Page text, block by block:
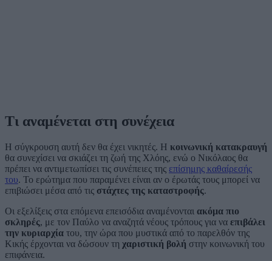
Τι αναμένεται στη συνέχεια
Η σύγκρουση αυτή δεν θα έχει νικητές. Η κοινωνική κατακραυγή
θα συνεχίσει να σκιάζει τη ζωή της Χλόης, ενώ ο Νικόλαος θα
πρέπει να αντιμετωπίσει τις συνέπειες της επίσημης καθαίρεσής
του. Το ερώτημα που παραμένει είναι αν ο έρωτάς τους μπορεί να
επιβιώσει μέσα από τις στάχτες της καταστροφής.
Οι εξελίξεις στα επόμενα επεισόδια αναμένονται ακόμα πιο
σκληρές, με τον Παύλο να αναζητά νέους τρόπους για να επιβάλει
την κυριαρχία του, την ώρα που μυστικά από το παρελθόν της
Κικής έρχονται να δώσουν τη χαριστική βολή στην κοινωνική του
επιφάνεια.